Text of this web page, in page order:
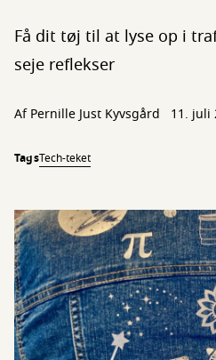
Få dit tøj til at lyse op i
seje reflekser
Af Pernille Just Kyvsgård 11. juli
TagsTech-teket